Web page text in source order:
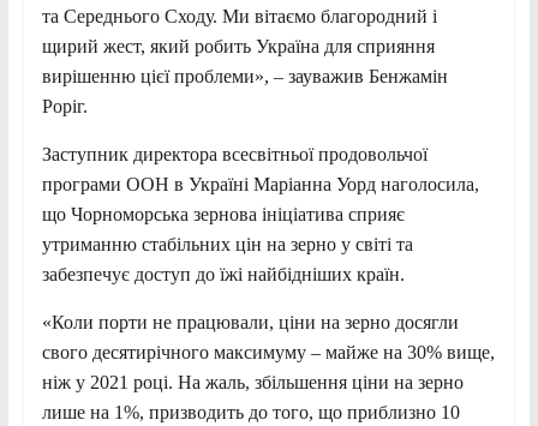
та Середнього Сходу. Ми вітаємо благородний і
щирий жест, який робить Україна для сприяння
вирішенню цієї проблеми», – зауважив Бенжамін
Роріг.
Заступник директора всесвітньої продовольчої
програми ООН в Україні Маріанна Уорд наголосила,
що Чорноморська зернова ініціатива сприяє
утриманню стабільних цін на зерно у світі та
забезпечує доступ до їжі найбідніших країн.
«Коли порти не працювали, ціни на зерно досягли
свого десятирічного максимуму – майже на 30% вище,
ніж у 2021 році. На жаль, збільшення ціни на зерно
лише на 1%, призводить до того, що приблизно 10